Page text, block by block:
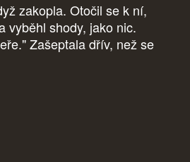
zakopla. Otočil se k ní,
vyběhl shody, jako nic.
Zašeptala dřív, než se